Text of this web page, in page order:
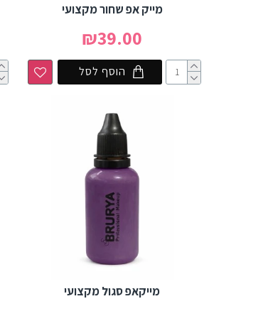
מייק אפ שחור מקצועי
₪39.00
הוסף לסל
מייקאפ סגול מקצועי